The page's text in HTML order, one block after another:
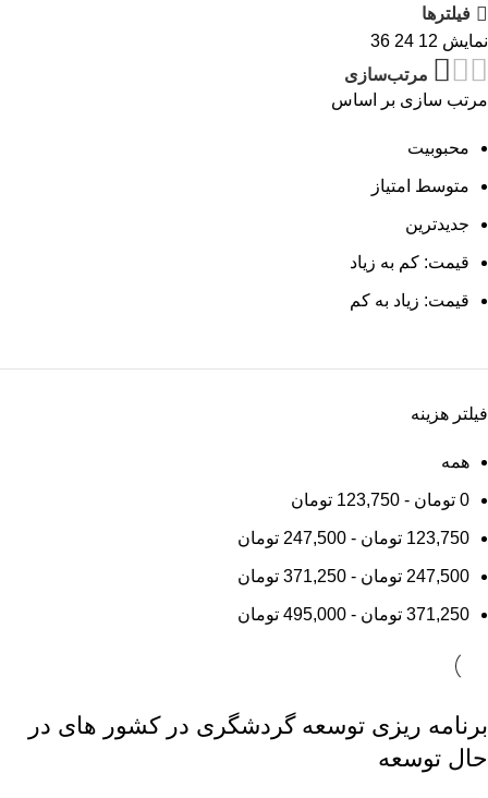
فیلترها
نمایش 12
24
36
مرتب‌سازی
مرتب سازی بر اساس
محبوبیت
متوسط امتیاز
جدیدترین
قیمت: کم به زیاد
قیمت: زیاد به کم
فیلتر هزینه
همه
0 تومان -
123,750 تومان
123,750 تومان -
247,500 تومان
247,500 تومان -
371,250 تومان
371,250 تومان -
495,000 تومان
برنامه ریزی توسعه گردشگری در کشور های در
حال توسعه